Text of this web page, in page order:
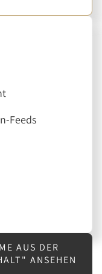
Feeds
AUS DER
ANSEHEN